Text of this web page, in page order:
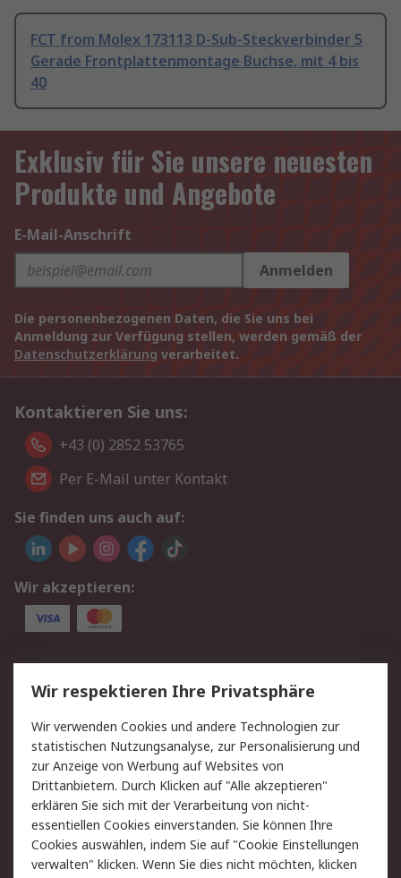
FCT from Molex 173113 D-Sub-Steckverbinder 5
Gerade Frontplattenmontage Buchse, mit 4 bis
40
Exklusiv für Sie unsere neuesten
Produkte und Angebote
E-Mail-Anschrift
Anmelden
Die personenbezogenen Daten, die Sie uns bei
Anmeldung zur Verfügung stellen, werden gemäß der
Datenschutzerklärung verarbeitet.
Kontaktieren Sie uns:
+43 (0) 2852 53765
Per E-Mail unter Kontakt
Sie finden uns auch auf:
Wir akzeptieren:
Service
Value Added Services
Lieferlösungen
Rücksendung/Entsorgung Kontakt
Hilfe
Rechtliches
RS Verkaufs- und
Lieferbedingungen
Datenschutz
Wir respektieren Ihre Privatsphäre
Wir verwenden Cookies und andere Technologien zur
statistischen Nutzungsanalyse, zur Personalisierung und
zur Anzeige von Werbung auf Websites von
Drittanbietern. Durch Klicken auf "Alle akzeptieren"
erklären Sie sich mit der Verarbeitung von nicht-
essentiellen Cookies einverstanden. Sie können Ihre
Cookies auswählen, indem Sie auf "Cookie Einstellungen
verwalten" klicken. Wenn Sie dies nicht möchten, klicken